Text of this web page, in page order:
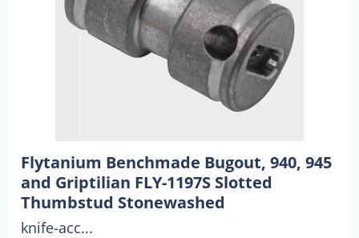
Flytanium Benchmade Bugout, 940, 945
and Griptilian FLY-1197S Slotted
Thumbstud Stonewashed
knife-acc...